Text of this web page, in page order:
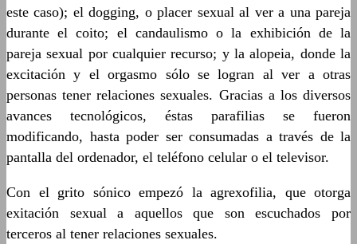
este caso); el dogging, o placer sexual al ver a una pareja
durante el coito; el candaulismo o la exhibición de la
pareja sexual por cualquier recurso; y la alopeia, donde la
excitación y el orgasmo sólo se logran al ver a otras
personas tener relaciones sexuales. Gracias a los diversos
avances tecnológicos, éstas parafilias se fueron
modificando, hasta poder ser consumadas a través de la
pantalla del ordenador, el teléfono celular o el televisor.
Con el grito sónico empezó la agrexofilia, que otorga
exitación sexual a aquellos que son escuchados por
terceros al tener relaciones sexuales.